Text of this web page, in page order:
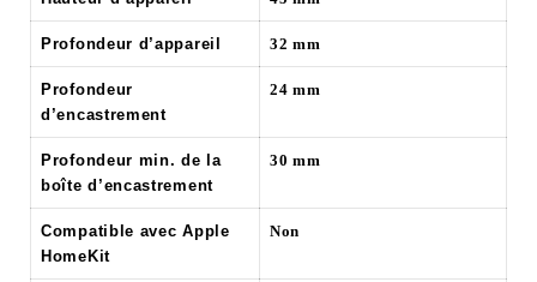
Profondeur d’appareil 32 mm
Profondeur
d’encastrement
24 mm
Profondeur min. de la
boîte d’encastrement
30 mm
Compatible avec Apple
HomeKit
Non